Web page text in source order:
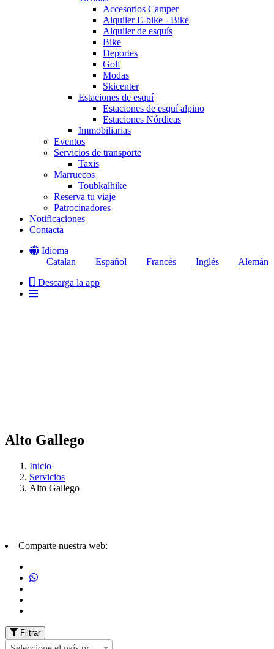
Accesorios Camper
Alquiler E-bike - Bike
Alquiler de esquís
Bike
Deportes
Golf
Modas
Skicenter
Estaciones de esquí
Estaciones de esquí alpino
Estaciones Nórdicas
Immobiliarias
Eventos
Servicios de transporte
Taxis
Marruecos
Toubkalhike
Reserva tu viaje
Patrocinadores
Notificaciones
Contacta
Idioma
Catalan
Español Francés Inglés
Alemán
Descarga la app
Alto Gallego
Inicio
Servicios
Alto Gallego
Comparte nuestra web:
Filtrar